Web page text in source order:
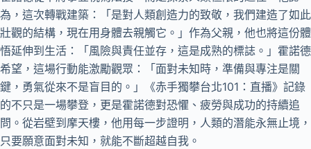
為，這次轉戰建築：「是對人類創造力的致敬，我們建造了如此
壯觀的結構，現在用身體去親觸它。」作為父親，他也將這份體
悟延伸到生活：「風險與責任並存，這是成熟的標誌。」霍諾德
希望，這場行動能激勵觀眾：「面對未知時，準備與專注是關
鍵，勇氣從來不是盲目的。」《赤手獨攀台北101：直播》記錄
的不只是一場攀登，更是霍諾德對恐懼、疲勞與成功的持續追
問。從岩壁到摩天樓，他用每一步證明，人類的潛能永無止境，
只要願意面對未知，就能不斷超越自我。